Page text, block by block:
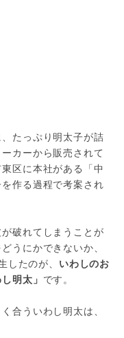
たっぷり明太子が詰
カーから販売されて
区に本社がある「中
作る過程で考案され
破れてしまうことが
うにかできないか、
たのが、 いわしのお
明太」 です。
合ういわし明太は、